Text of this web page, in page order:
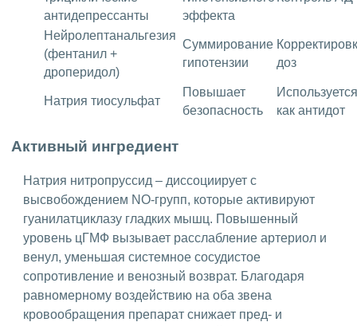
антидепрессанты
эффекта
Нейролептанальгезия
(фентанил +
дроперидол)
Суммирование
гипотензии
доз
Натрия тиосульфат
Повышает
безопасность
Используется
как антидот
Активный ингредиент
Натрия нитропруссид – диссоциирует с
высвобождением NO-групп, которые активируют
гуанилатциклазу гладких мышц. Повышенный
уровень цГМФ вызывает расслабление артериол и
венул, уменьшая системное сосудистое
сопротивление и венозный возврат. Благодаря
равномерному воздействию на оба звена
кровообращения препарат снижает пред- и